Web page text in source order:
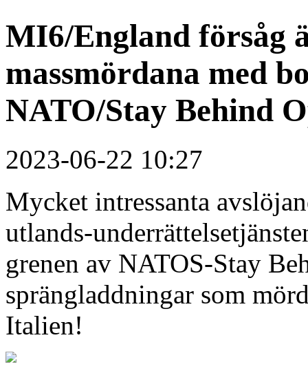
MI6/England försåg
massmördana med
NATO/Stay Behind
2023-06-22 10:27
Mycket intressanta
utlands-
grenen av NATOS-Stay
sprängladdningar som
Italien!